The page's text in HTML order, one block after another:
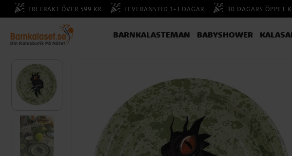
FRI FRAKT ÖVER 599 KR LEVERANSTID 1-3 DAGAR 30 DAGARS ÖPPET
BARNKALASTEMAN BABYSHOWER